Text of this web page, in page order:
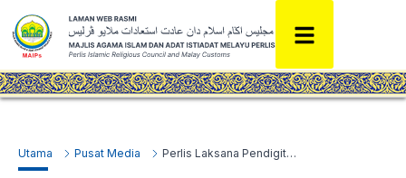
Utama Pusat Media Perlis Laksana Pendigitalan Data Nikah, Cerai